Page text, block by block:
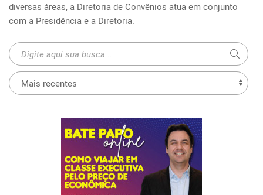
diversas áreas, a Diretoria de Convênios atua em conjunto
com a Presidência e a Diretoria.